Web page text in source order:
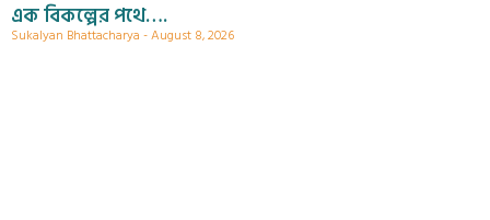
এক বিকল্পের পথে….
Sukalyan Bhattacharya August 8, 2026